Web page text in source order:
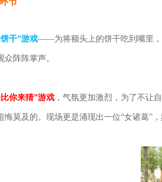
干”游戏——为将额头上的饼干吃到嘴里，
众阵阵掌声。
你来猜”游戏 ，气氛更加激烈，为了不让
悔莫及的。现场更是涌现出一位“女诸葛”